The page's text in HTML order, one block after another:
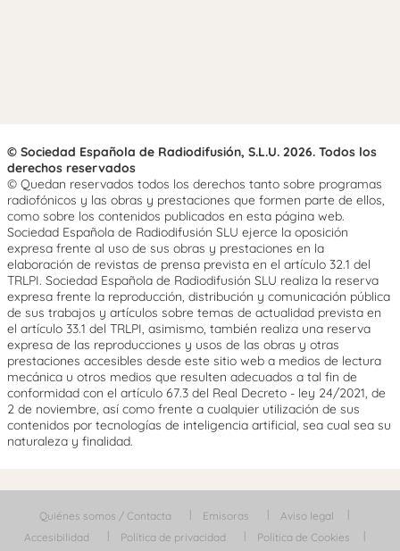
© Sociedad Española de Radiodifusión, S.L.U. 2026. Todos los
derechos reservados
© Quedan reservados todos los derechos tanto sobre programas
radiofónicos y las obras y prestaciones que formen parte de ellos,
como sobre los contenidos publicados en esta página web.
Sociedad Española de Radiodifusión SLU ejerce la oposición
expresa frente al uso de sus obras y prestaciones en la
elaboración de revistas de prensa prevista en el artículo 32.1 del
TRLPI. Sociedad Española de Radiodifusión SLU realiza la reserva
expresa frente la reproducción, distribución y comunicación pública
de sus trabajos y artículos sobre temas de actualidad prevista en
el artículo 33.1 del TRLPI, asimismo, también realiza una reserva
expresa de las reproducciones y usos de las obras y otras
prestaciones accesibles desde este sitio web a medios de lectura
mecánica u otros medios que resulten adecuados a tal fin de
conformidad con el artículo 67.3 del Real Decreto - ley 24/2021, de
2 de noviembre, así como frente a cualquier utilización de sus
contenidos por tecnologías de inteligencia artificial, sea cual sea su
naturaleza y finalidad.
Quiénes somos / Contacta Emisoras
Aviso legal
Accesibilidad
Política de privacidad Política de Cookies